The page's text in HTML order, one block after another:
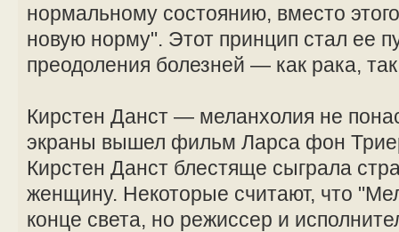
нормальному состоянию, вместо
новую норму". Этот принцип стал ее
преодоления болезней — как рака,
Кирстен Данст — меланхолия не
экраны вышел фильм Ларса фон
Кирстен Данст блестяще сыграла
женщину. Некоторые считают, что
конце света, но режиссер и